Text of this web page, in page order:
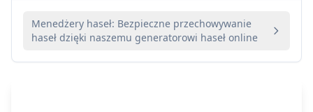
Menedżery haseł: Bezpieczne przechowywanie
haseł dzięki naszemu generatorowi haseł online